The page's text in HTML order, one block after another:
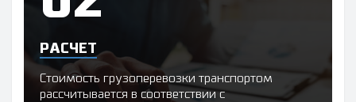
РАСЧЕТ
Стоимость грузоперевозки транспортом
рассчитывается в соответствии с